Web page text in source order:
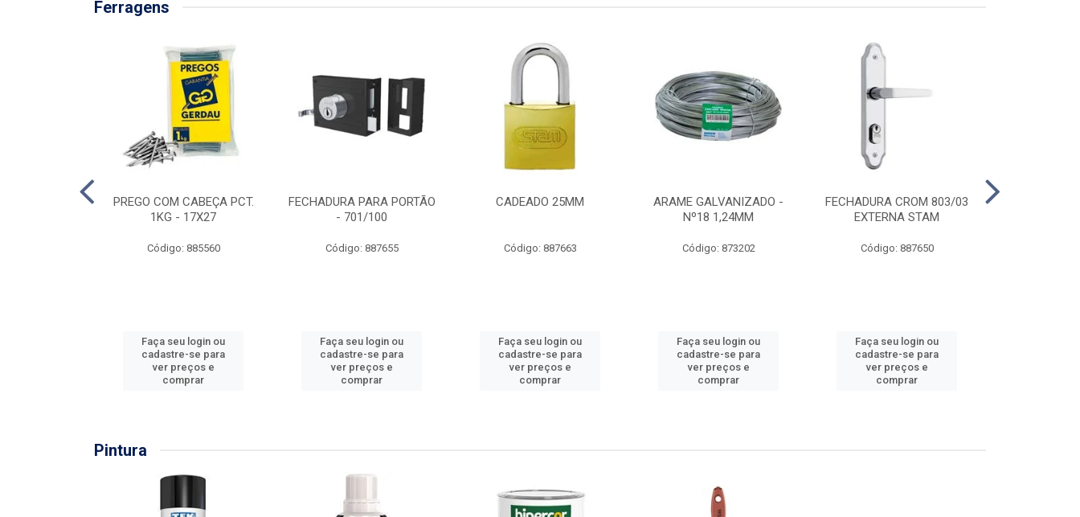
Ferragens
PREGO COM CABEÇA PCT.
1KG - 17X27
Código: 885560
Faça seu login ou
cadastre-se para
ver preços e
comprar
FECHADURA PARA PORTÃO
- 701/100
Código: 887655
Faça seu login ou
cadastre-se para
ver preços e
comprar
CADEADO 25MM
Código: 887663
Faça seu login ou
cadastre-se para
ver preços e
comprar
ARAME GALVANIZADO -
Nº18 1,24MM
Código: 873202
Faça seu login ou
cadastre-se para
ver preços e
comprar
FECHADURA CROM 803/03
EXTERNA STAM
Código: 887650
Faça seu login ou
cadastre-se para
ver preços e
comprar
Pintura